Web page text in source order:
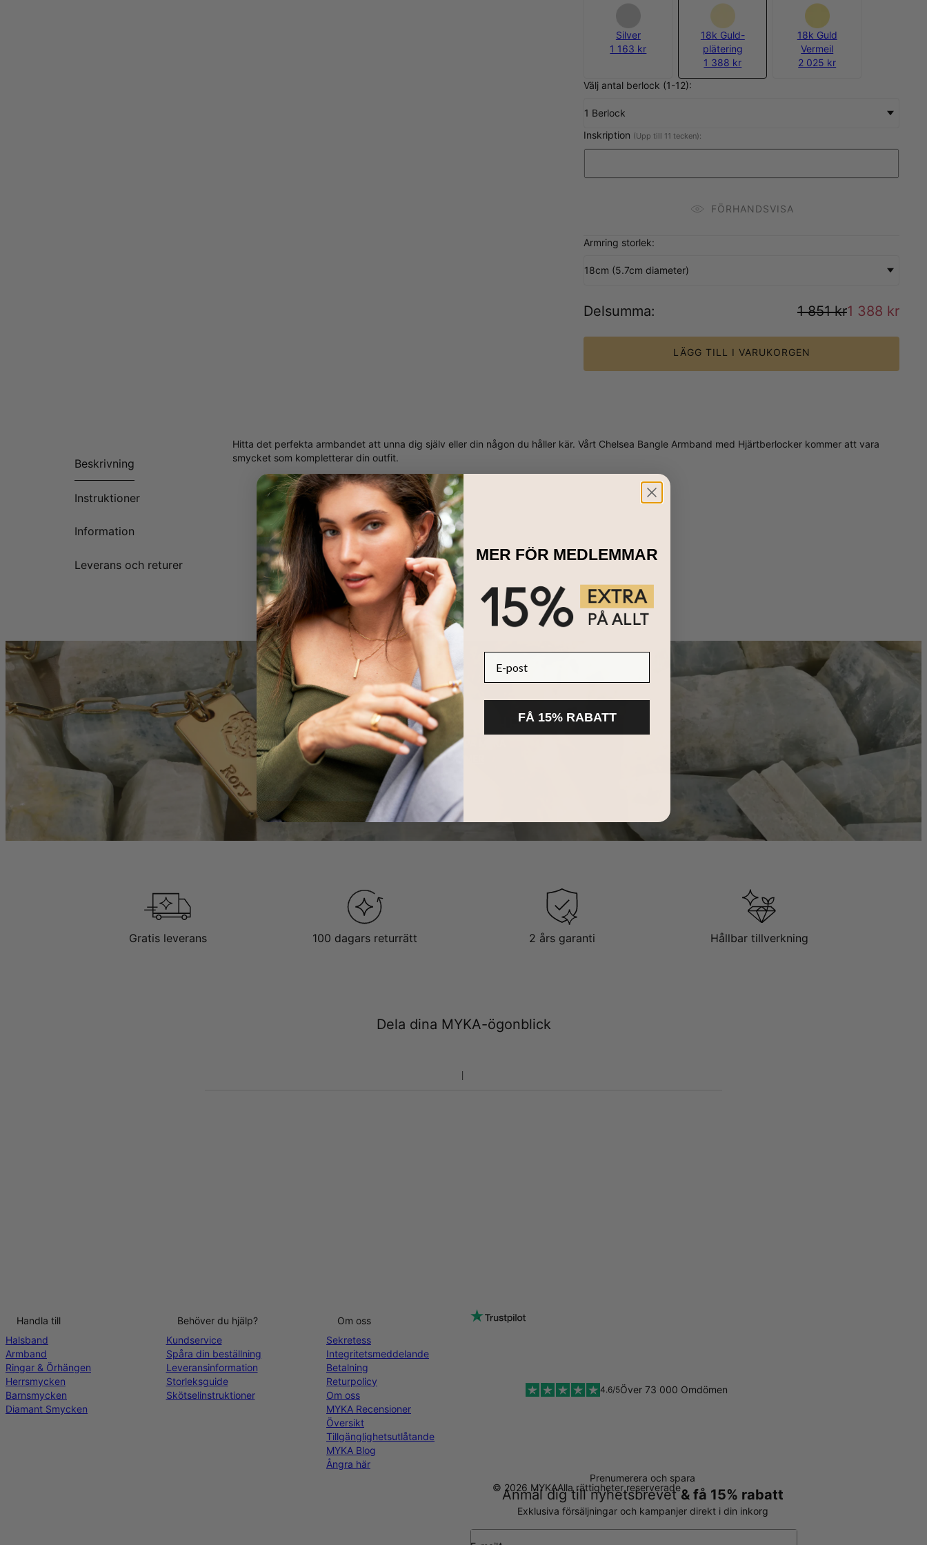
Silver
1 163 kr
18k Guld-
plätering
1 388 kr
18k Guld
Vermeil
2 025 kr
Välj antal berlock (1-12):
1 Berlock
Inskription (Upp till 11 tecken):
FÖRHANDSVISA
Armring storlek:
18cm (5.7cm diameter)
Delsumma: 1 851 kr1 388 kr
LÄGG TILL I VARUKORGEN
Beskrivning
Instruktioner
Information
Leverans och returer
Hitta det perfekta armbandet att unna dig själv eller din någon du håller kär. Vårt Chelsea Bangle Armband med Hjärtberlocker kommer att vara
smycket som kompletterar din outfit.
HÅLLBARHET
KÄRNAN PÅ MYKA
Gratis leverans 100 dagars returrätt 2 års garanti Hållbar tillverkning
Dela dina MYKA-ögonblick
Prenumerera och spara
Anmäl dig till nyhetsbrevet& få 15% rabatt
Exklusiva försäljningar och kampanjer direkt i din inkorg
Handla till
Halsband
Armband
Ringar & Örhängen
Herrsmycken
Barnsmycken
Diamant Smycken
Behöver du hjälp?
Kundservice
Spåra din beställning
Leveransinformation
Storleksguide
Skötselinstruktioner
Om oss
Sekretess
Integritetsmeddelande
Betalning
Returpolicy
Om oss
MYKA Recensioner
Översikt
Tillgänglighetsutlåtande
MYKA Blog
Ångra här
4.6/5Över 73 000 Omdömen
© 2026 MYKAAlla rättigheter reserverade
MER FÖR MEDLEMMAR
FÅ 15% RABATT